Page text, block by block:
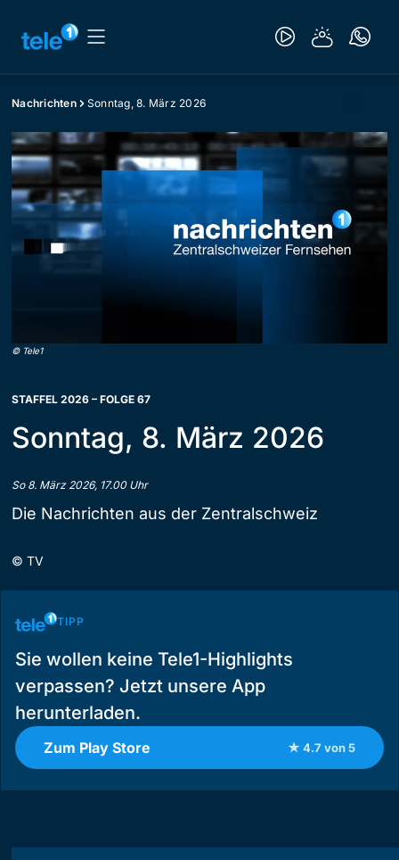
Nachrichten Sonntag, 8. März 2026
© Tele1
STAFFEL 2026 – FOLGE 67
Sonntag, 8. März 2026
So 8. März 2026, 17.00 Uhr
Die Nachrichten aus der Zentralschweiz
© TV
TIPP
Sie wollen keine Tele1-Highlights
verpassen? Jetzt unsere App
herunterladen.
Zum Play Store ★ 4.7 von 5